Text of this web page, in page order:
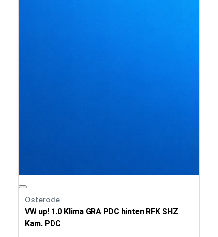
Osterode
VW up! 1.0 Klima GRA PDC hinten RFK SHZ
Kam. PDC